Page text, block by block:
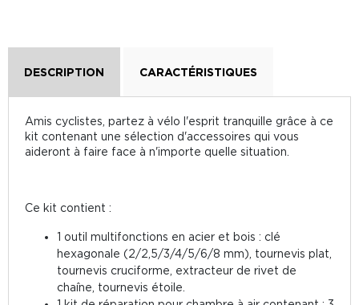
DESCRIPTION CARACTÉRISTIQUES
Amis cyclistes, partez à vélo l'esprit tranquille grâce à ce
kit contenant une sélection d'accessoires qui vous
aideront à faire face à n'importe quelle situation.
Ce kit contient :
1 outil multifonctions en acier et bois : clé
hexagonale (2/2,5/3/4/5/6/8 mm), tournevis plat,
tournevis cruciforme, extracteur de rivet de
chaîne, tournevis étoile.